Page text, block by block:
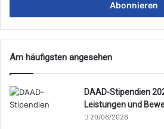
Mailadresse
ein
Am häufigsten angesehen
DAAD-Stipendien
Leistungen und
20/06/2026